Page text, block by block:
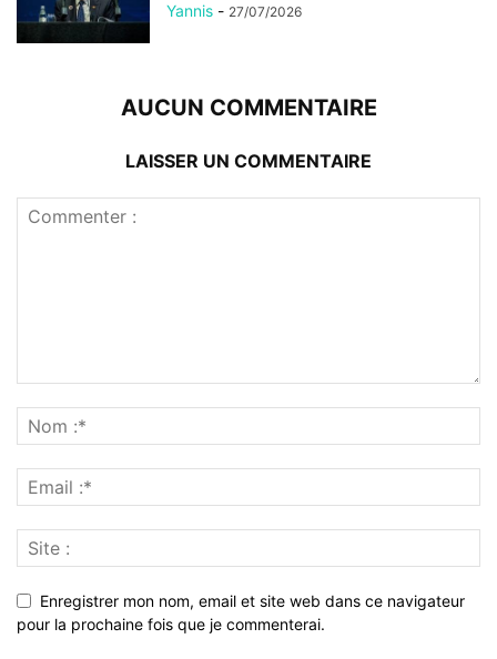
Yannis - 27/07/2026
AUCUN COMMENTAIRE
LAISSER UN COMMENTAIRE
Enregistrer mon nom, email et site web dans ce navigateur
pour la prochaine fois que je commenterai.